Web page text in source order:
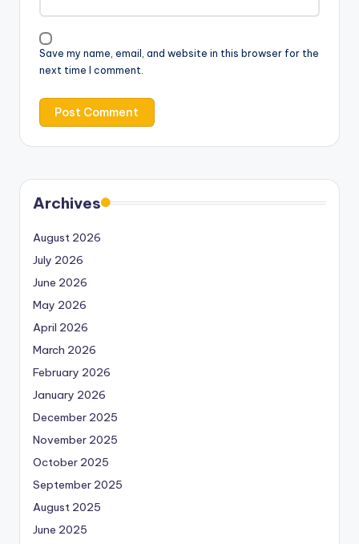
Save my name, email, and website in this browser for the
next time I comment.
Archives
August 2026
July 2026
June 2026
May 2026
April 2026
March 2026
February 2026
January 2026
December 2025
November 2025
October 2025
September 2025
August 2025
June 2025